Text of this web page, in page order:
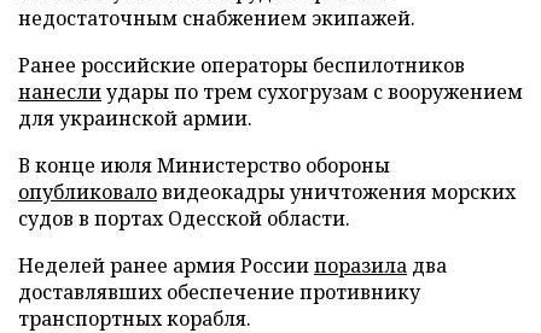
недостаточным снабжением экипажей.
Ранее российские операторы беспилотников
нанеслиудары по трем сухогрузам с вооружением
для украинской армии.
В конце июля Министерство обороны
опубликоваловидеокадры уничтожения морских
судов в портах Одесской области.
Неделей ранее армия Россиипоразила два
доставлявших обеспечение противнику
транспортных корабля.